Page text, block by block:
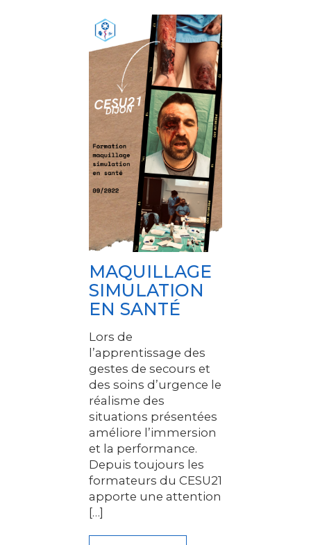
MAQUILLAGE
SIMULATION
EN SANTÉ
Lors de
l’apprentissage des
gestes de secours et
des soins d’urgence le
réalisme des
situations présentées
améliore l’immersion
et la performance.
Depuis toujours les
formateurs du CESU21
apporte une attention
[…]